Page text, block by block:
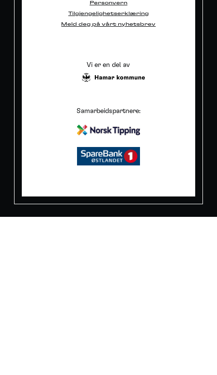
Personvern
Tilgjengelighetserklæring
Meld deg på vårt nyhetsbrev
Vi er en del av
Samarbeidspartnere: